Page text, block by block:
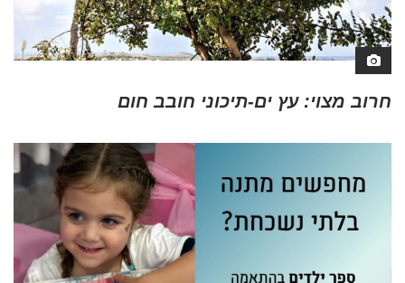
חרוב מצוי: עץ ים-תיכוני חובב חום